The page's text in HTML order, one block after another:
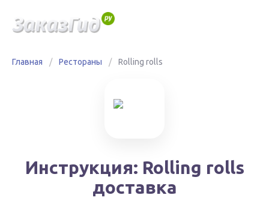
Главная / Рестораны / Rolling rolls
Инструкция: Rolling rolls
доставка